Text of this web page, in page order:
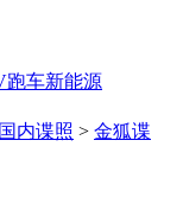
跑车新能源
国内谍照 > 金狐谍